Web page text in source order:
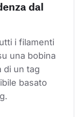
dal
i filamenti
una bobina
di un tag
basato